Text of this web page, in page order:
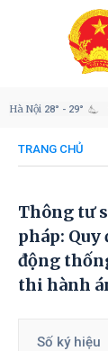
Hà Nội 28° - 29°
TRANG CHỦ
Thông tư
pháp:
động
thi hành
Số ký hiệu